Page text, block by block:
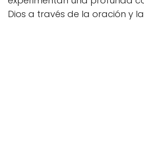
Dios a través de la oración y